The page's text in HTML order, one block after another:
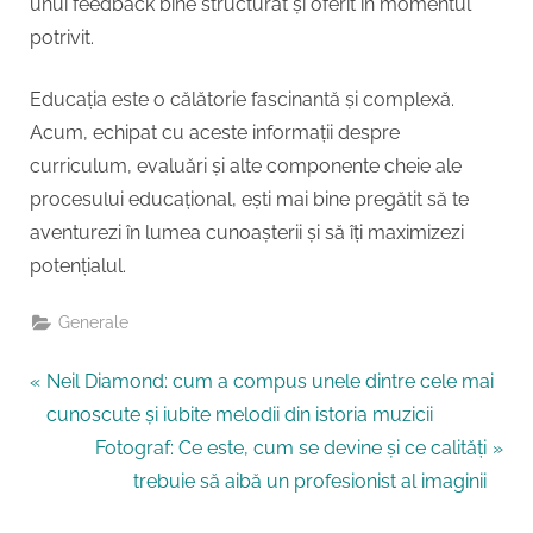
unui feedback bine structurat și oferit în momentul
potrivit.
Educația este o călătorie fascinantă și complexă.
Acum, echipat cu aceste informații despre
curriculum, evaluări și alte componente cheie ale
procesului educațional, ești mai bine pregătit să te
aventurezi în lumea cunoașterii și să îți maximizezi
potențialul.
Generale
Navigare
articole
P
r
Neil Diamond: cum a compus unele dintre cele mai
cunoscute și iubite melodii din istoria muzicii
N
Fotograf: Ce este, cum se devine și ce calități
trebuie să aibă un profesionist al imaginii